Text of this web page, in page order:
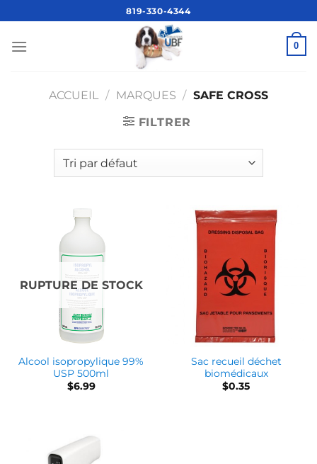
au
contenu
819-330-4344
0
ACCUEIL / MARQUES / SAFE CROSS
FILTRER
RUPTURE DE STOCK
Alcool isopropylique 99%
USP 500ml
$6.99
Sac recueil déchet
biomédicaux
$0.35